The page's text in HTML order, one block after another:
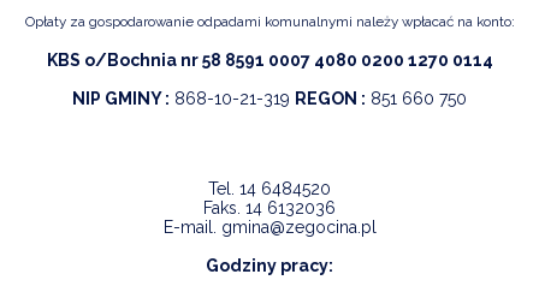
Opłaty za gospodarowanie odpadami komunalnymi należy wpłacać na konto:
KBS o/Bochnia nr 58 8591 0007 4080 0200 1270 0114
NIP GMINY : 868-10-21-319 REGON : 851 660 750
Tel. 14 6484520
Faks. 14 6132036
E-mail. gmina@zegocina.pl
Godziny pracy: